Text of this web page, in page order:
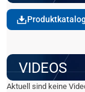
VIDEOS
Aktuell sind keine